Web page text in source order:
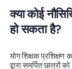
क्या कोई
हो सकता है?
योग शिक्षक
द्वारा समर्पित छात्रों